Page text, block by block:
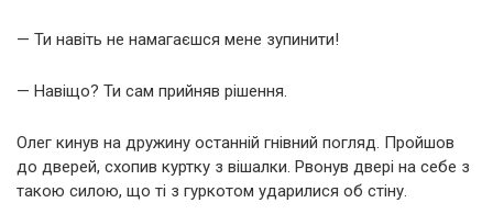
— Ти навіть не намагаєшся мене зупинити!
— Навіщо? Ти сам прийняв рішення.
Олег кинув на дружину останній гнівний погляд. Пройшов
до дверей, схопив куртку з вішалки. Рвонув двері на себе з
такою силою, що ті з гуркотом ударилися об стіну.